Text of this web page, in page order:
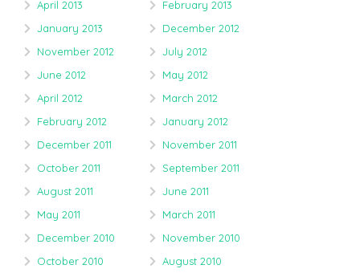
April 2013
February 2013
January 2013
December 2012
November 2012
July 2012
June 2012
May 2012
April 2012
March 2012
February 2012
January 2012
December 2011
November 2011
October 2011
September 2011
August 2011
June 2011
May 2011
March 2011
December 2010
November 2010
October 2010
August 2010